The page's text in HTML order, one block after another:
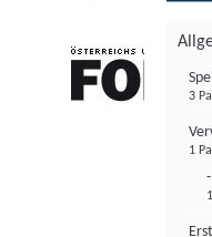
3
1
FONDS